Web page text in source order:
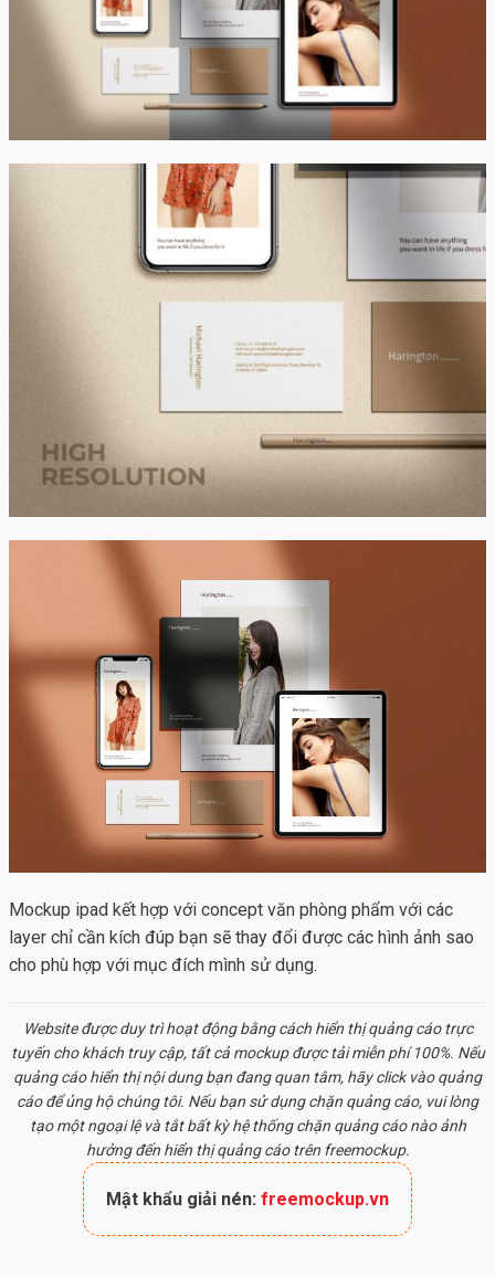
Mockup ipad kết hợp với concept văn phòng phẩm với các
layer chỉ cần kích đúp bạn sẽ thay đổi được các hình ảnh sao
cho phù hợp với mục đích mình sử dụng.
Website được duy trì hoạt động bằng cách hiển thị quảng cáo trực
tuyến cho khách truy cập, tất cả mockupđược tải miễn phí 100%. Nếu
quảng cáo hiển thị nội dung bạn đang quan tâm, hãy click vào quảng
cáo để ủng hộ chúng tôi. Nếu bạn sử dụng chặn quảng cáo, vui lòng
tạo một ngoại lệ và tắt bất kỳ hệ thống chặn quảng cáo nào ảnh
hưởng đến hiển thị quảng cáo trên freemockup.
Mật khẩu giải nén: freemockup.vn